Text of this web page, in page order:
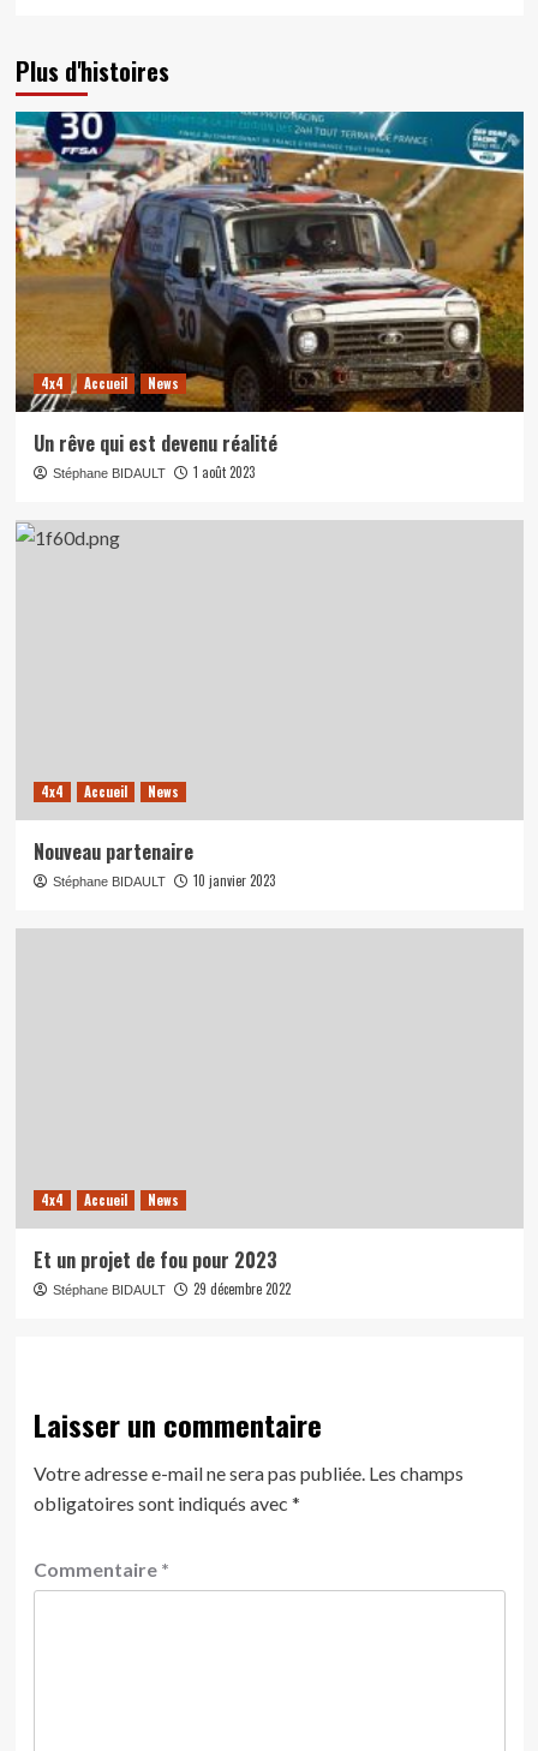
Plus d'histoires
4x4 Accueil News
Un rêve qui est devenu réalité
Stéphane BIDAULT 1 août 2023
4x4 Accueil News
Nouveau partenaire
Stéphane BIDAULT 10 janvier 2023
4x4 Accueil News
Et un projet de fou pour 2023
Stéphane BIDAULT 29 décembre 2022
Laisser un commentaire
Votre adresse e-mail ne sera pas publiée. Les champs
obligatoires sont indiqués avec *
Commentaire *